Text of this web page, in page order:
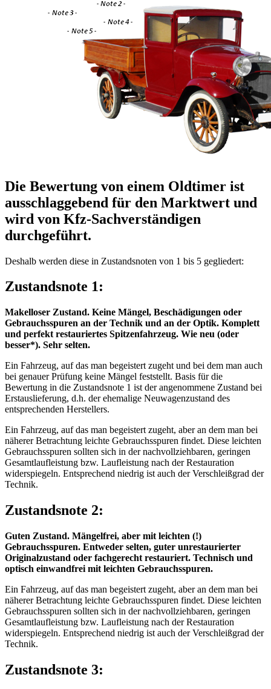
Die Bewertung von einem Oldtimer ist
ausschlaggebend für den Marktwert und
wird von Kfz-Sachverständigen
durchgeführt.
Deshalb werden diese in Zustandsnoten von 1 bis 5 gegliedert:
Zustandsnote 1:
Makelloser Zustand. Keine Mängel, Beschädigungen oder
Gebrauchsspuren an der Technik und an der Optik. Komplett
und perfekt restauriertes Spitzenfahrzeug. Wie neu (oder
besser*). Sehr selten.
Ein Fahrzeug, auf das man begeistert zugeht und bei dem man auch
bei genauer Prüfung keine Mängel feststellt. Basis für die
Bewertung in die Zustandsnote 1 ist der angenommene Zustand bei
Erstauslieferung, d.h. der ehemalige Neuwagenzustand des
entsprechenden Herstellers.
Ein Fahrzeug, auf das man begeistert zugeht, aber an dem man bei
näherer Betrachtung leichte Gebrauchsspuren findet. Diese leichten
Gebrauchsspuren sollten sich in der nachvollziehbaren, geringen
Gesamtlaufleistung bzw. Laufleistung nach der Restauration
widerspiegeln. Entsprechend niedrig ist auch der Verschleißgrad der
Technik.
Zustandsnote 2:
Guten Zustand. Mängelfrei, aber mit leichten (!)
Gebrauchsspuren. Entweder selten, guter unrestaurierter
Originalzustand oder fachgerecht restauriert. Technisch und
optisch einwandfrei mit leichten Gebrauchsspuren.
Ein Fahrzeug, auf das man begeistert zugeht, aber an dem man bei
näherer Betrachtung leichte Gebrauchsspuren findet. Diese leichten
Gebrauchsspuren sollten sich in der nachvollziehbaren, geringen
Gesamtlaufleistung bzw. Laufleistung nach der Restauration
widerspiegeln. Entsprechend niedrig ist auch der Verschleißgrad der
Technik.
Zustandsnote 3: